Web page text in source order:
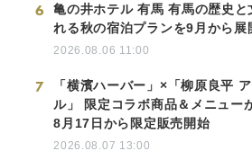
6
亀の井ホテル 有馬 有馬の歴史と
れる秋の宿泊プランを9月から展
2026.08.06 11:00
7
「横濱ハーバー」×「柳原良平
ル」 限定コラボ商品＆メニュー
8月17日から限定販売開始
2026.08.07 13:00